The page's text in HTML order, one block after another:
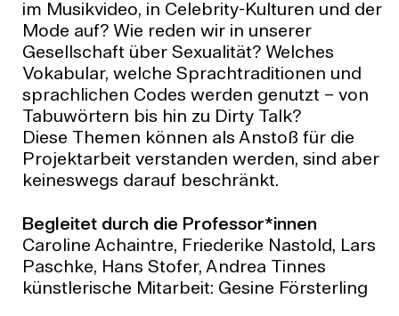
im Musikvideo, in Celebrity-Kulturen und der
Mode auf? Wie reden wir in unserer
Gesellschaft über Sexualität? Welches
Vokabular, welche Sprachtraditionen und
sprachlichen Codes werden genutzt – von
Tabuwörtern bis hin zu Dirty Talk?
Diese Themen können als Anstoß für die
Projektarbeit verstanden werden, sind aber
keineswegs darauf beschränkt.
Begleitet durch die Professor*innen
Caroline Achaintre, Friederike Nastold, Lars
Paschke, Hans Stofer, Andrea Tinnes
künstlerische Mitarbeit: Gesine Försterling